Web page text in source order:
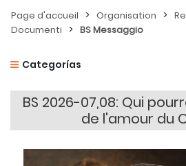
Page d'accueil > Organisation >
Documenti > BS Messaggio
Categorías
BS 2026-07,08: Qui
de l'amour du